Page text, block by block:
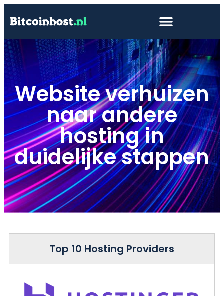
Website verhuizen
naar andere
hosting in
duidelijke stappen
Top 10 Hosting Providers